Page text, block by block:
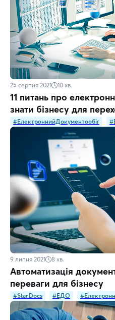
25 серпня 2021 10 хв.
11 питань про
знати бізнесу для
#ЕлектроннийДокументообіг
9 липня 2021 8 хв.
Автоматизація
переваги для бізнесу
#Star.Docs #ЕДО